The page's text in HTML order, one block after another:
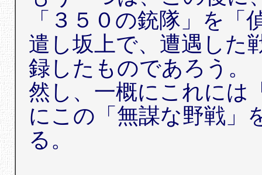
「３５０の銃隊」を
遣し坂上で、遭遇した
録したものであろう。
然し、一概にこれには
にこの「無謀な野戦」
る。